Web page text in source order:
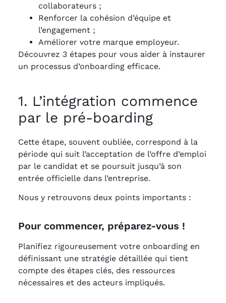
collaborateurs ;
Renforcer la cohésion d’équipe et
l’engagement ;
Améliorer votre marque employeur.
Découvrez 3 étapes pour vous aider à instaurer
un processus d’onboarding efficace.
1. L’intégration commence
par le pré-boarding
Cette étape, souvent oubliée, correspond à la
période qui suit l’acceptation de l’offre d’emploi
par le candidat et se poursuit jusqu’à son
entrée officielle dans l’entreprise.
Nous y retrouvons deux points importants :
Pour commencer, préparez-vous !
Planifiez rigoureusement votre onboarding en
définissant une stratégie détaillée qui tient
compte des étapes clés, des ressources
nécessaires et des acteurs impliqués.